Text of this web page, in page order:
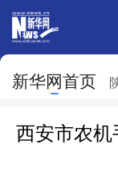
新华网首页
北京
西安市农